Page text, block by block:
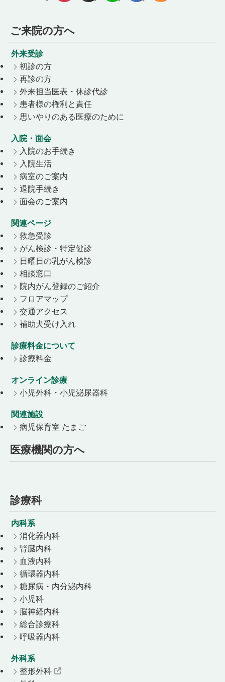
ご来院の方へ
外来受診
初診の方
再診の方
外来担当医表・休診代診
患者様の権利と責任
思いやりのある医療のために
入院・面会
入院のお手続き
入院生活
病室のご案内
退院手続き
面会のご案内
関連ページ
救急受診
がん検診・特定健診
日曜日の乳がん検診
相談窓口
院内がん登録のご紹介
フロアマップ
交通アクセス
補助犬受け入れ
診療料金について
診療料金
オンライン診療
小児外科・小児泌尿器科
関連施設
病児保育室 たまご
医療機関の方へ
診療科
内科系
消化器内科
腎臓内科
血液内科
循環器内科
糖尿病・内分泌内科
小児科
脳神経内科
総合診療科
呼吸器内科
外科系
整形外科